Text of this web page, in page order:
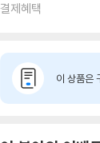
결제혜택
이 상품은